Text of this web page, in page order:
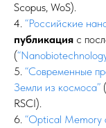
Scopus, WoS).
4. “Российские
публикация с
(
5. “Современные
Земли из космоса” (
RSCI).
6. “Optical Memory